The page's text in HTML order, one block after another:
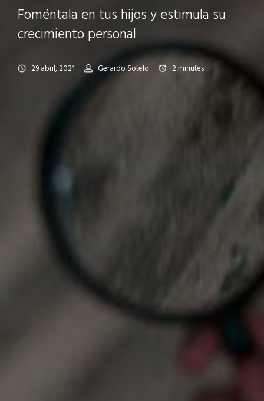
Foméntala en tus hijos y estimula su
crecimiento personal
29 abril, 2021 Gerardo Sotelo 2minutes